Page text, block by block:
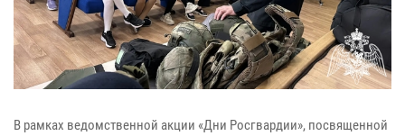
В рамках ведомственной акции «Дни Росгвардии», посвященной